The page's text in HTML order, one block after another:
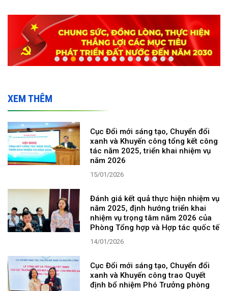
XEM THÊM
Cục Đổi mới sáng tạo, Chuyển đổi
xanh và Khuyến công tổng kết công
tác năm 2025, triển khai nhiệm vụ
năm 2026
15/01/2026
Đánh giá kết quả thực hiện nhiệm vụ
năm 2025, định hướng triển khai
nhiệm vụ trọng tâm năm 2026 của
Phòng Tổng hợp và Hợp tác quốc tế
14/01/2026
Cục Đổi mới sáng tạo, Chuyển đổi
xanh và Khuyến công trao Quyết
định bổ nhiệm Phó Trưởng phòng